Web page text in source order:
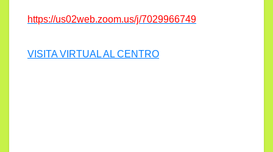
https://us02web.zoom.us/j/7029966749
VISITA VIRTUAL AL CENTRO